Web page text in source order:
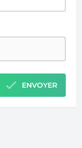
ENVOYER